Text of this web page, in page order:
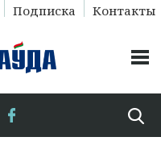
Подписка Контакты